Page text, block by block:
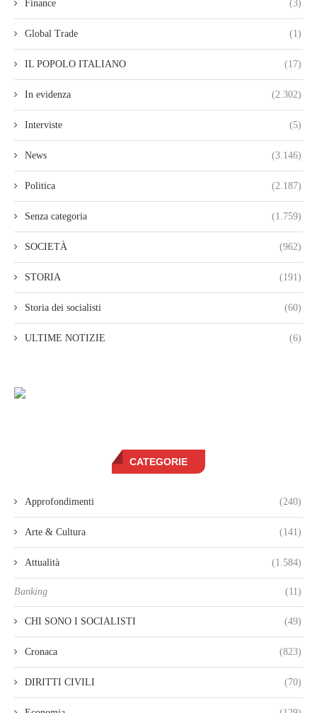
Finance (3)
Global Trade (1)
IL POPOLO ITALIANO (17)
In evidenza (2.302)
Interviste (5)
News (3.146)
Politica (2.187)
Senza categoria (1.759)
SOCIETÀ (962)
STORIA (191)
Storia dei socialisti (60)
ULTIME NOTIZIE (6)
CATEGORIE
Approfondimenti (240)
Arte & Cultura (141)
Attualità (1.584)
Banking (11)
CHI SONO I SOCIALISTI (49)
Cronaca (823)
DIRITTI CIVILI (70)